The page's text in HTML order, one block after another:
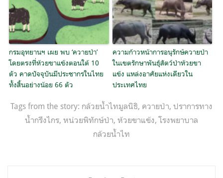
กรมอุทยานฯ เผย พบ ‘ควายป่า’
โดยตรงที่ห้วยขาแข้งตอนใต้ 10
ตัว คาดปัจจุบันมีประชากรในไทย
ทั้งสิ้นอย่างน้อย 66 ตัว
ความก้าวหน้าการอนุรักษ์ควายป่า
ในเขตรักษาพันธุ์สัตว์ป่าห้วยขา
แข้ง แหล่งอาศัยแห่งเดียวใน
ประเทศไทย
Tags from the story: กล้วยน้ำไทมูลนิธิ, ควายป่า, ปราการทาง
น้ำกรึงไกร, หน่วยพิทักษ์ป่า, ห้วยขาแข้ง,โรงพยาบาล
กล้วยน้ำไท